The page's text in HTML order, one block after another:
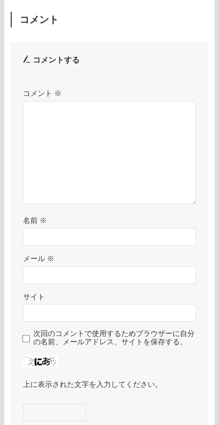
コメント
コメントする
コメント ※
名前 ※
メール ※
サイト
次回のコメントで使用するためブラウザーに自分
の名前、メールアドレス、サイトを保存する。
上に表示された文字を入力してください。